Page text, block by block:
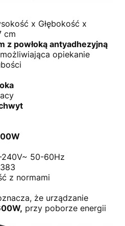
x Głębokość x
cm
z powłoką antyadhezyjną
opiekanie
50-60Hz
z normami
że urządzanie
przy poborze energii